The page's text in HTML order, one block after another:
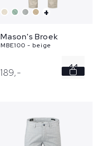
+
Mason's Broek
MBE100 - beige
189,- 44